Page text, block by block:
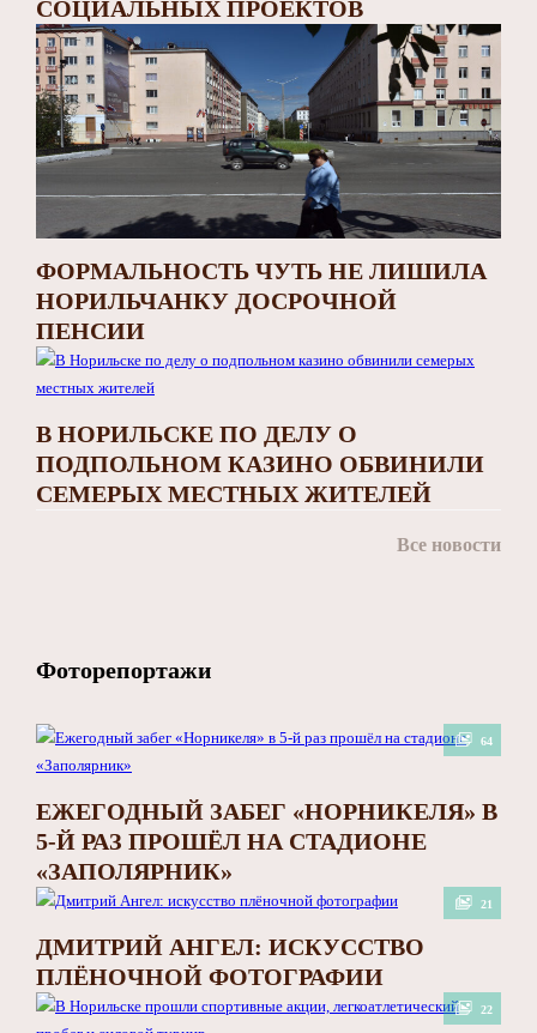
СОЦИАЛЬНЫХ ПРОЕКТОВ
ФОРМАЛЬНОСТЬ ЧУТЬ НЕ ЛИШИЛА
НОРИЛЬЧАНКУ ДОСРОЧНОЙ
ПЕНСИИ
В НОРИЛЬСКЕ ПО ДЕЛУ О
ПОДПОЛЬНОМ КАЗИНО ОБВИНИЛИ
СЕМЕРЫХ МЕСТНЫХ ЖИТЕЛЕЙ
Все новости
Фоторепортажи
64
ЕЖЕГОДНЫЙ ЗАБЕГ «НОРНИКЕЛЯ» В
5-Й РАЗ ПРОШЁЛ НА СТАДИОНЕ
«ЗАПОЛЯРНИК»
21
ДМИТРИЙ АНГЕЛ: ИСКУССТВО
ПЛЁНОЧНОЙ ФОТОГРАФИИ
22